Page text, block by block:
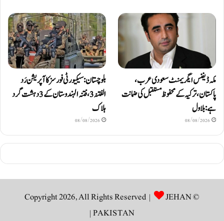
مکہ ڈیفنس ایگریمنٹ سعودی عرب،
پاکستان، ترکیہ کے محفوظ مستقبل کی ضمانت
ہے: بلاول
08/08/2026
بلوچستان: سیکیورٹی فورسز کا آپریشن رَد
الفتنہ 3، فتنہ الہندوستان کے 3 دہشت گرد
ہلاک
08/08/2026
© Copyright 2026, All Rights Reserved |
JEHAN
PAKISTAN
|